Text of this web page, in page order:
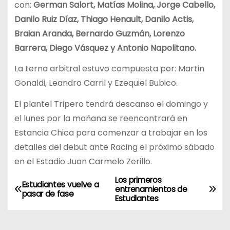
con: German Salort, Matías Molina, Jorge Cabello,
Danilo Ruiz Díaz, Thiago Henault, Danilo Actis,
Braian Aranda, Bernardo Guzmán, Lorenzo
Barrera, Diego Vásquez y Antonio Napolitano.
La terna arbitral estuvo compuesta por: Martin
Gonaldi, Leandro Carril y Ezequiel Bubico.
El plantel Tripero tendrá descanso el domingo y
el lunes por la mañana se reencontrará en
Estancia Chica para comenzar a trabajar en los
detalles del debut ante Racing el próximo sábado
en el Estadio Juan Carmelo Zerillo.
N
Los primeros
entrenamientos de
Estudiantes
Estudiantes vuelve a
pasar de fase